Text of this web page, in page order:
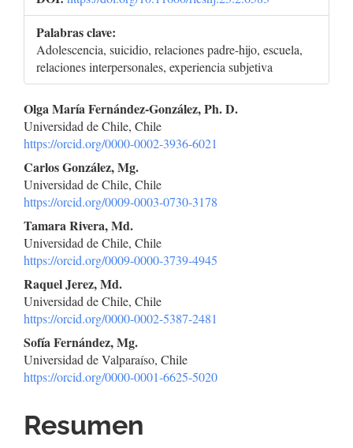
Palabras clave:
Adolescencia, suicidio, relaciones padre-hijo, escuela,
relaciones interpersonales, experiencia subjetiva
Contenido
principal
del
artículo
Olga María Fernández-González, Ph. D.
Universidad de Chile, Chile
https://orcid.org/0000-0002-3936-6021
Carlos González, Mg.
Universidad de Chile, Chile
https://orcid.org/0009-0003-0730-3178
Tamara Rivera, Md.
Universidad de Chile, Chile
https://orcid.org/0009-0000-3739-4945
Raquel Jerez, Md.
Universidad de Chile, Chile
https://orcid.org/0000-0002-5387-2481
Sofía Fernández, Mg.
Universidad de Valparaíso, Chile
https://orcid.org/0000-0001-6625-5020
Resumen